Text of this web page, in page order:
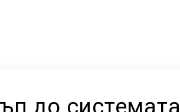
до системата